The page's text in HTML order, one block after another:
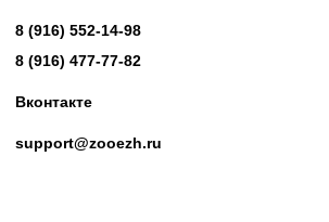
8 (916) 552-14-98
8 (916) 477-77-82
Вконтакте
support@zooezh.ru